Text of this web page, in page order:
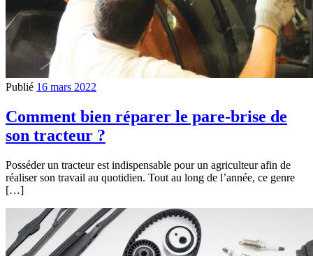
Publié 16 mars 2022
Comment bien réparer le pare-brise de
son tracteur ?
Posséder un tracteur est indispensable pour un agriculteur afin de
réaliser son travail au quotidien. Tout au long de l’année, ce genre
[…]